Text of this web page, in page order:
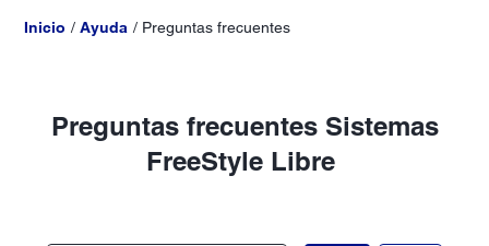
Inicio Ayuda Preguntas frecuentes
Preguntas frecuentes Sistemas
FreeStyle Libre